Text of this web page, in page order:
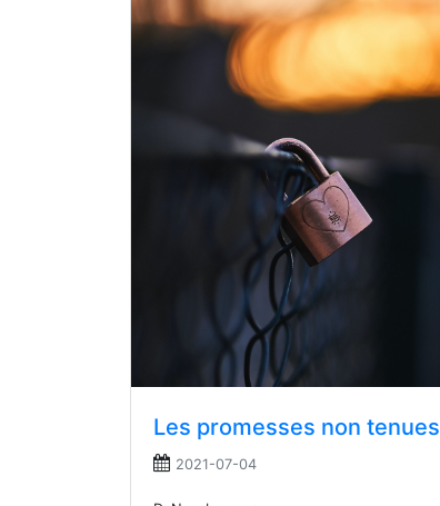
Les promesses non tenues
2021-07-04